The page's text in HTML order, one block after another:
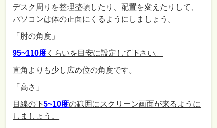
デスク周りを整理整頓したり、配置を変えたりして、
パソコンは体の正面にくるようにしましょう。
「肘の角度」
95~110度 くらいを目安に設定して下さい。
直角よりも少し広め位の角度です。
「高さ」
目線の下5~10度の範囲にスクリーン画面が来るように
しましょう。